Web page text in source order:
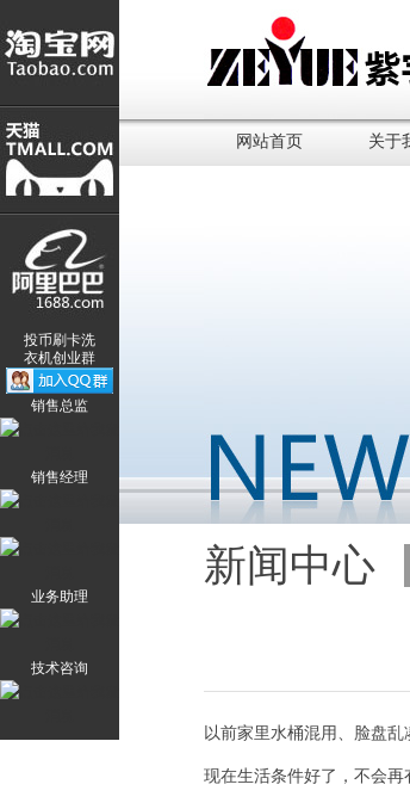
网站首页 关于
投币刷卡洗
衣机创业群
销售总监
销售经理
业务助理
技术咨询
新闻中心
以前家里水桶混用、脸盘
现在生活条件好了，不会再